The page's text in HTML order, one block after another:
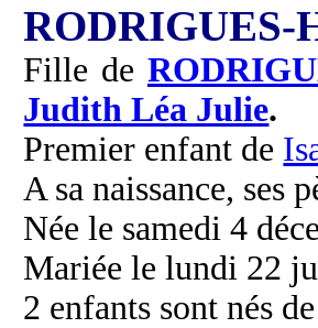
RODRIGUES-
Fille de
Judith Léa Julie.
Premier enfant de
A sa naissance, ses
Née le samedi 4
Mariée le lundi 22
2 enfants sont nés